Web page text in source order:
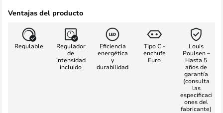
Ventajas del producto
Regulable
Regulador
de
intensidad
incluido
Eficiencia
energética
y
durabilidad
Tipo C -
enchufe
Euro
Louis
Poulsen –
Hasta 5
años de
garantía
(consulta
las
especificaci
ones del
fabricante)